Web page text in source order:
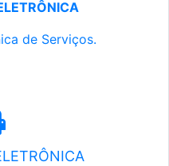
de Serviços.